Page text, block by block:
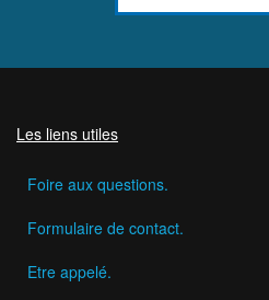
Les liens utiles
Foire aux questions.
Formulaire de contact.
Etre appelé.